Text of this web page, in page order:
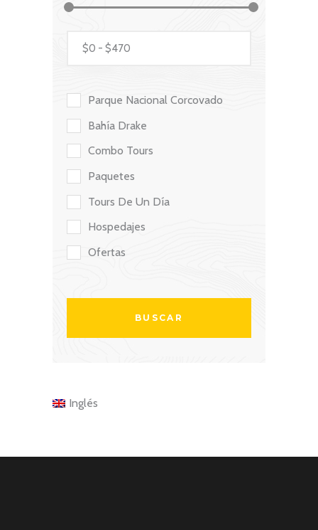
Parque Nacional Corcovado
Bahía Drake
Combo Tours
Paquetes
Tours De Un Día
Hospedajes
Ofertas
Inglés